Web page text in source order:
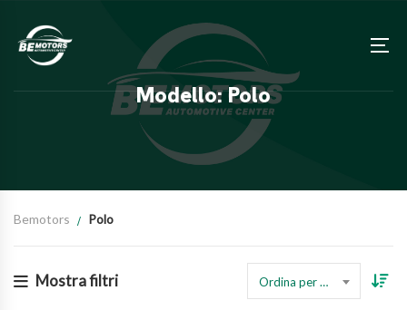
Modello: Polo
Bemotors Polo
Mostra filtri Ordina per prezzo